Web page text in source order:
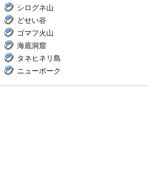
シログネ山
どせい谷
ゴマフ火山
海底洞窟
タネヒネリ島
ニューポーク